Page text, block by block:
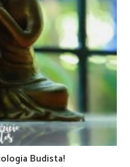
Budista!